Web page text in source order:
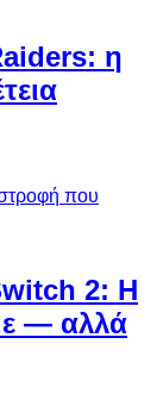
η
2: Η
— αλλά